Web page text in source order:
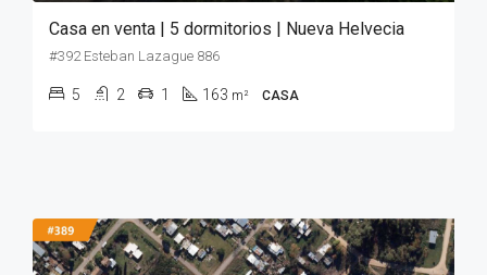
Casa en venta | 5 dormitorios | Nueva Helvecia
#392 Esteban Lazague 886
5 2 1 163 m² CASA